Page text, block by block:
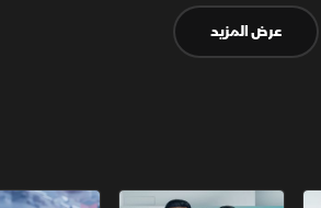
عرض المزيد